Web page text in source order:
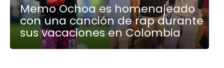
Memo Ochoa es homenajeado
con una canción de rap durante
sus vacaciones en Colombia